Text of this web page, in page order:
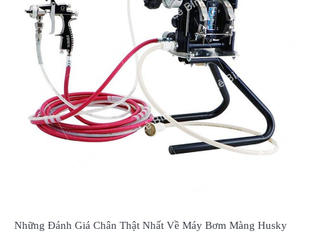
Những Đánh Giá Chân Thật Nhất Về Máy Bơm Màng Husky